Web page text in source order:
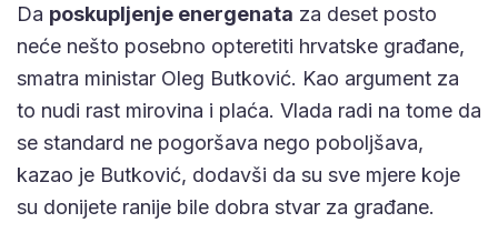
Da poskupljenje energenata za deset posto
neće nešto posebno opteretiti hrvatske građane,
smatra ministar Oleg Butković. Kao argument za
to nudi rast mirovina i plaća. Vlada radi na tome da
se standard ne pogoršava nego poboljšava,
kazao je Butković, dodavši da su sve mjere koje
su donijete ranije bile dobra stvar za građane.